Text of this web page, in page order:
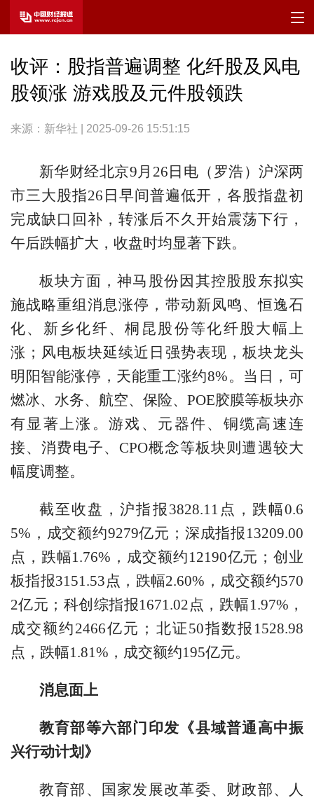
收评：股指普遍调整 化纤股及风电
股领涨 游戏股及元件股领跌
来源：新华社 | 2025-09-26 15:51:15
新华财经北京9月26日电（罗浩）沪深两
市三大股指26日早间普遍低开，各股指盘初
完成缺口回补，转涨后不久开始震荡下行，
午后跌幅扩大，收盘时均显著下跌。
板块方面，神马股份因其控股股东拟实
施战略重组消息涨停，带动新凤鸣、恒逸石
化、新乡化纤、桐昆股份等化纤股大幅上
涨；风电板块延续近日强势表现，板块龙头
明阳智能涨停，天能重工涨约8%。当日，可
燃冰、水务、航空、保险、POE胶膜等板块亦
有显著上涨。游戏、元器件、铜缆高速连
接、消费电子、CPO概念等板块则遭遇较大
幅度调整。
截至收盘，沪指报3828.11点，跌幅0.6
5%，成交额约9279亿元；深成指报13209.00
点，跌幅1.76%，成交额约12190亿元；创业
板指报3151.53点，跌幅2.60%，成交额约570
2亿元；科创综指报1671.02点，跌幅1.97%，
成交额约2466亿元；北证50指数报1528.98
点，跌幅1.81%，成交额约195亿元。
消息面上
教育部等六部门印发《县域普通高中振
兴行动计划》
教育部、国家发展改革委、财政部、人